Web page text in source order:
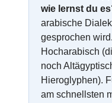
wie lernst du
arabische
gesprochen
Hocharabisch
noch
Hieroglyphen).
am schnellsten